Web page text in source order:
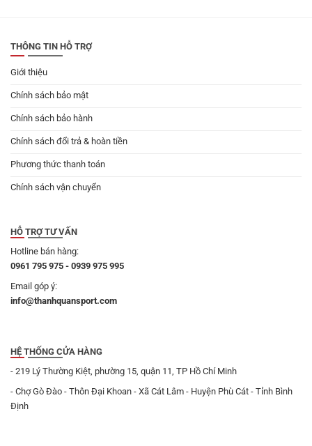
THÔNG TIN HỖ TRỢ
Giới thiệu
Chính sách bảo mật
Chính sách bảo hành
Chính sách đổi trả & hoàn tiền
Phương thức thanh toán
Chính sách vận chuyển
HỖ TRỢ TƯ VẤN
Hotline bán hàng:
0961 795 975 - 0939 975 995
Email góp ý:
info@thanhquansport.com
HỆ THỐNG CỬA HÀNG
- 219 Lý Thường Kiệt, phường 15, quận 11, TP Hồ Chí Minh
- Chợ Gò Đào - Thôn Đại Khoan - Xã Cát Lâm - Huyện Phù Cát - Tỉnh Bình
Định